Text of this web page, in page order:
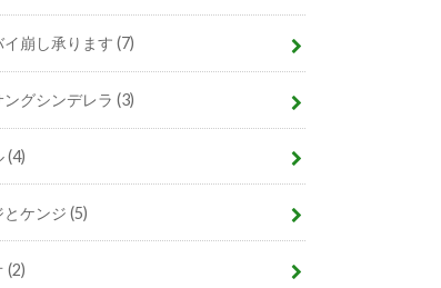
イ崩し承ります(7)
ングシンデレラ(3)
(4)
とケンジ(5)
(2)